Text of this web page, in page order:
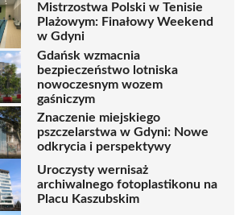
Mistrzostwa Polski w Tenisie
Plażowym: Finałowy Weekend
w Gdyni
Gdańsk wzmacnia
bezpieczeństwo lotniska
nowoczesnym wozem
gaśniczym
Znaczenie miejskiego
pszczelarstwa w Gdyni: Nowe
odkrycia i perspektywy
Uroczysty wernisaż
archiwalnego fotoplastikonu na
Placu Kaszubskim